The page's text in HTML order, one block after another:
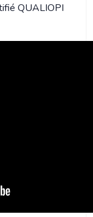
QUALIOPI